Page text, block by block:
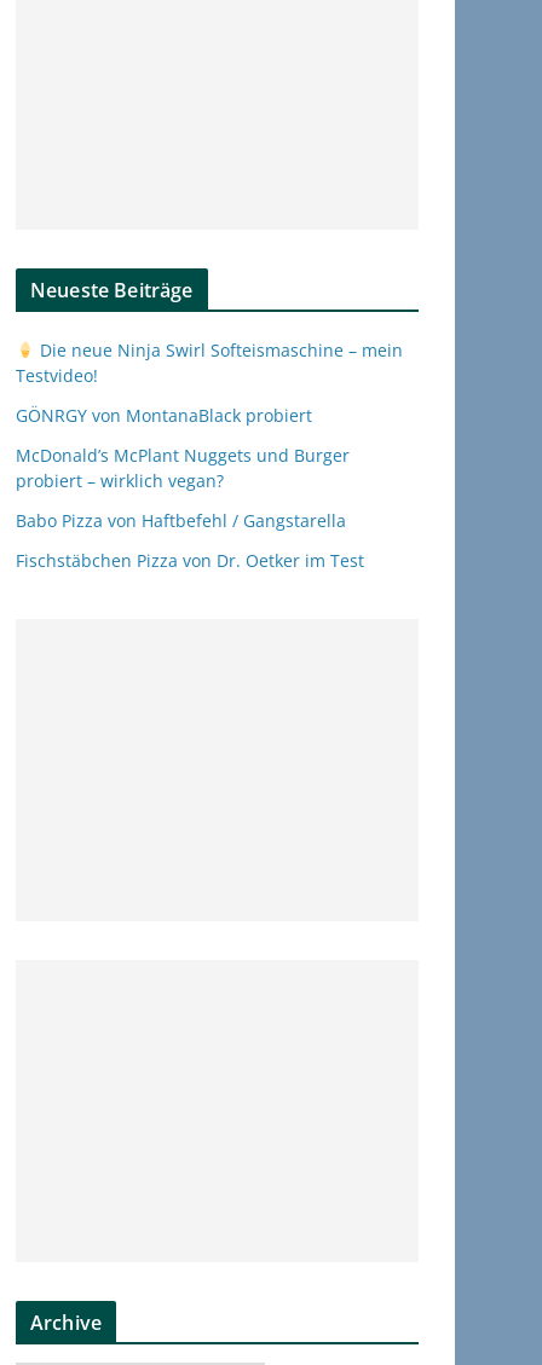
Neueste Beiträge
Die neue Ninja Swirl Softeismaschine – mein
Testvideo!
GÖNRGY von MontanaBlack probiert
McDonald’s McPlant Nuggets und Burger
probiert – wirklich vegan?
Babo Pizza von Haftbefehl / Gangstarella
Fischstäbchen Pizza von Dr. Oetker im Test
Archive